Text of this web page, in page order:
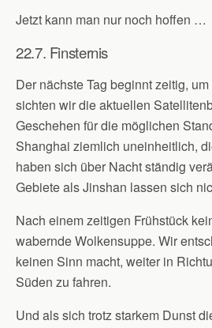
Jetzt kann man nur noch hoffen …
22.7. Finsternis
Der nächste Tag beginnt zeitig,
sichten wir die aktuellen
Geschehen für die möglichen
Shanghai ziemlich uneinheitlich,
haben sich über Nacht ständig
Gebiete als Jinshan lassen sich
Nach einem zeitigen Frühstück
wabernde Wolkensuppe. Wir
keinen Sinn macht, weiter in
Süden zu fahren.
Und als sich trotz starkem Dunst